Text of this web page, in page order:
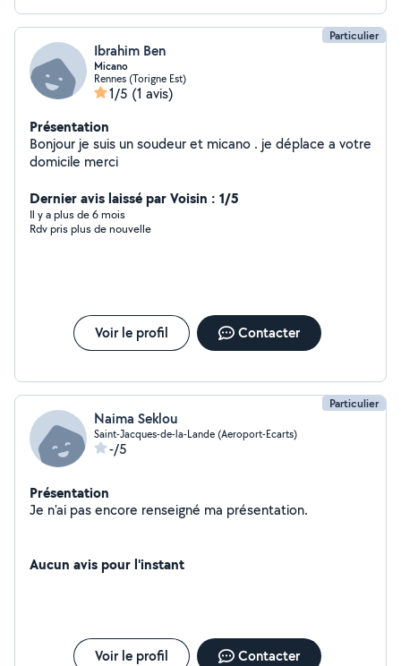
Particulier
Ibrahim Ben
Micano
Rennes (Torigne Est)
1/5 (1 avis)
Présentation
Bonjour je suis un soudeur et micano . je déplace a votre
domicile merci
Dernier avis laissé par Voisin : 1/5
Il y a plus de 6 mois
Rdv pris plus de nouvelle
Voir le profil Contacter
Particulier
Naima Seklou
Saint-Jacques-de-la-Lande (Aeroport-Ecarts)
-/5
Présentation
Je n'ai pas encore renseigné ma présentation.
Aucun avis pour l'instant
Voir le profil Contacter